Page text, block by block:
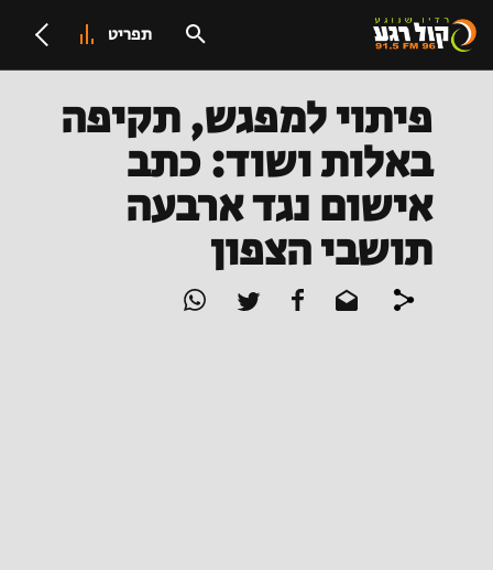
תפריט
פיתוי למפגש, תקיפה
באלות ושוד: כתב
אישום נגד ארבעה
תושבי הצפון